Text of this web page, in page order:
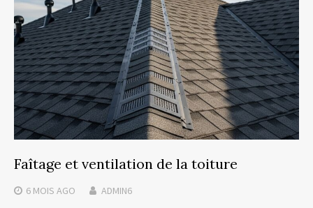
Faîtage et ventilation de la toiture
6 MOIS AGO ADMIN6